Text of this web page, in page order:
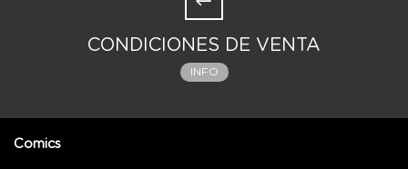
CONDICIONES DE VENTA
INFO
Comics